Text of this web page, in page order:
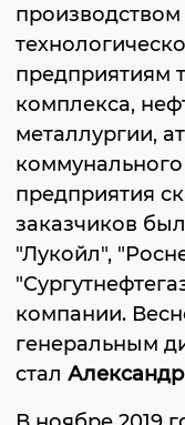
предприятиям
комплекса,
металлургии,
коммунального
предприятия
заказчиков
"Лукойл",
компании.
генеральным
стал